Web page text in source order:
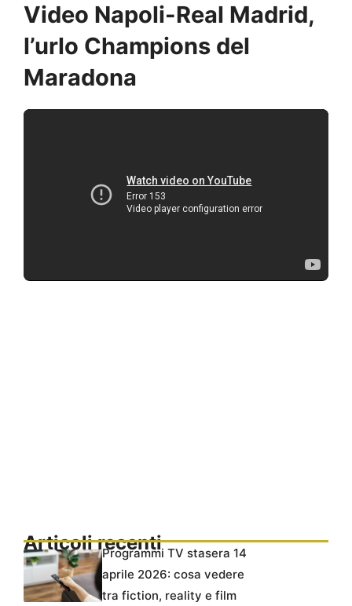
Video Napoli-Real Madrid,
l’urlo Champions del
Maradona
Articoli recentiProgrammi TV stasera 14
aprile 2026: cosa vedere
tra fiction, reality e film